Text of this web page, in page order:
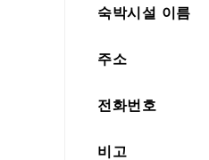
숙박시설 이름
주소
전화번호
비고